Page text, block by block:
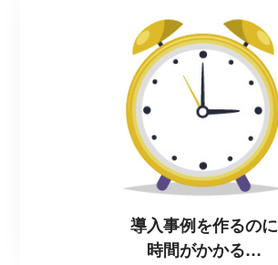
導入事例を作るのに
時間がかかる…